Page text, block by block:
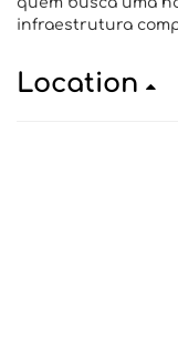
infraestrutura
Location